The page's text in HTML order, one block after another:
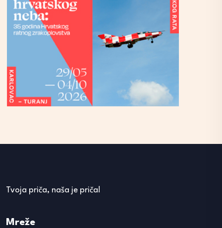
Tvoja priča, naša je priča!
Mreže